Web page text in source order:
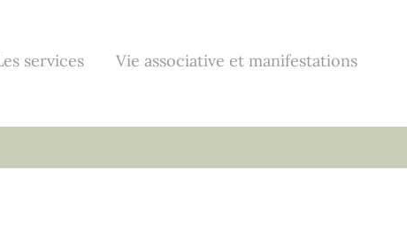
services Vie associative et manifestations